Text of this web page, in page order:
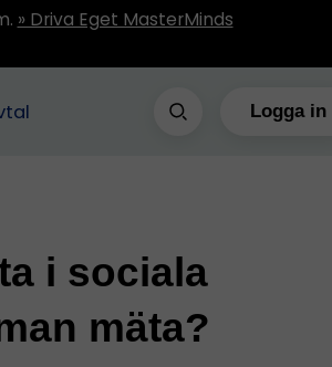
» Driva Eget MasterMinds
Logga in
i sociala
mäta?